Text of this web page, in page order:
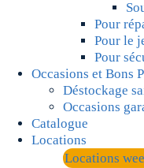
Pour
Pour le
Pour
Occasions et Bons
Déstockage
Occasions
Catalogue
Locations
Locations